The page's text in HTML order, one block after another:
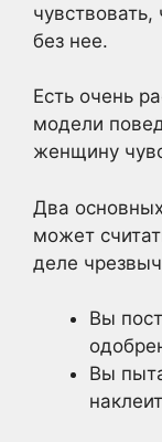
без нее.
Есть очень
модели
женщину
Два
может
деле
Вы
Вы